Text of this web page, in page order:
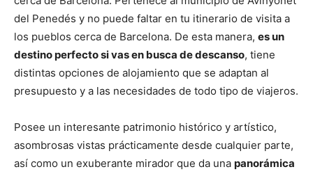
del Penedés y no puede faltar en tu itinerario de visita a
los pueblos cerca de Barcelona. De esta manera, es un
destino perfecto si vas en busca de descanso, tiene
distintas opciones de alojamiento que se adaptan al
presupuesto y a las necesidades de todo tipo de viajeros.
Posee un interesante patrimonio histórico y artístico,
asombrosas vistas prácticamente desde cualquier parte,
así como un exuberante mirador que da una panorámica